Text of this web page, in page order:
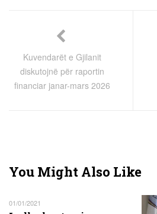
Kuvendarët e Gjilanit
diskutojnë për raportin
financiar janar-mars 2026
You Might Also Like
01/01/2021